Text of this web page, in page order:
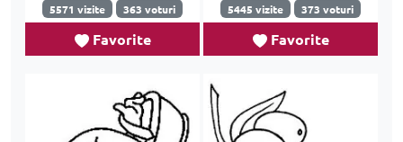
5571 vizite 363 voturi
Favorite
5445 vizite 373 voturi
Favorite